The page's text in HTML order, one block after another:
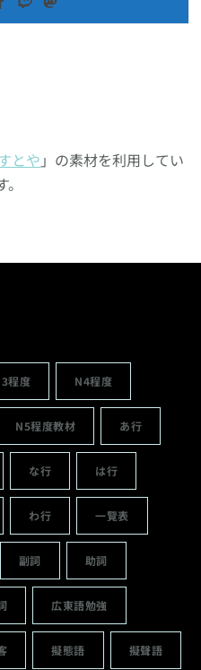
とや 」の素材を利用してい
程度 N4程度
N5程度教材 あ行
な行 は行
わ行 一覽表
副詞 助詞
広東語勉強
擬態語 擬聲語